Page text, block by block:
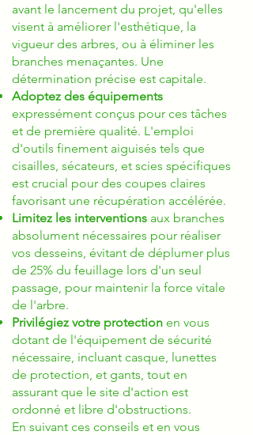
avant le lancement du projet, qu'elles
visent à améliorer l'esthétique, la
vigueur des arbres, ou à éliminer les
branches menaçantes. Une
détermination précise est capitale.
Adoptez des équipements
expressément conçus pour ces tâches
et de première qualité. L'emploi
d'outils finement aiguisés tels que
cisailles, sécateurs, et scies spécifiques
est crucial pour des coupes claires
favorisant une récupération accélérée.
Limitez les interventions aux branches
absolument nécessaires pour réaliser
vos desseins, évitant de déplumer plus
de 25% du feuillage lors d'un seul
passage, pour maintenir la force vitale
de l'arbre.
Privilégiez votre protection en vous
dotant de l'équipement de sécurité
nécessaire, incluant casque, lunettes
de protection, et gants, tout en
assurant que le site d'action est
ordonné et libre d'obstructions.
En suivant ces conseils et en vous